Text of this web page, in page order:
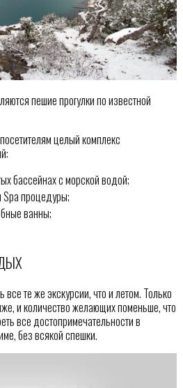
пешие прогулки по известной
целый комплекс
бассейнах с морской водой;
процедуры;
ванны;
те же экскурсии, что и летом. Только
и количество желающих поменьше, что
все достопримечательности в
без всякой спешки.